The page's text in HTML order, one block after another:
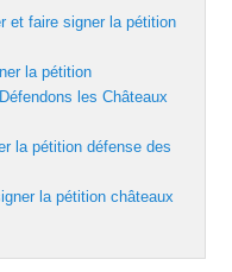
et faire signer la pétition
la pétition
les Châteaux
la pétition défense des
la pétition châteaux